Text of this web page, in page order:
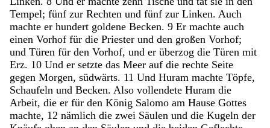
Tempel; fünf zur Rechten und fünf zur Linken. Auch
machte er hundert goldene Becken. 9 Er machte auch
einen Vorhof für die Priester und den großen Vorhof;
und Türen für den Vorhof, und er überzog die Türen mit
Erz. 10 Und er setzte das Meer auf die rechte Seite
gegen Morgen, südwärts. 11 Und Huram machte Töpfe,
Schaufeln und Becken. Also vollendete Huram die
Arbeit, die er für den König Salomo am Hause Gottes
machte, 12 nämlich die zwei Säulen und die Kugeln der